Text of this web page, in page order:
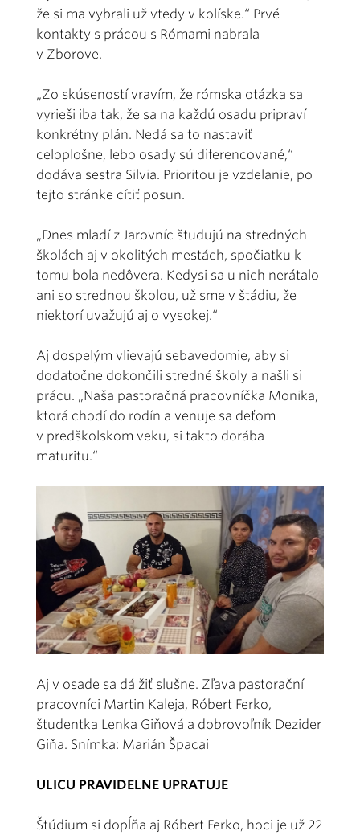
že si ma vybrali už vtedy v kolíske.“ Prvé
kontakty s prácou s Rómami nabrala
v Zborove.
„Zo skúseností vravím, že rómska otázka sa
vyrieši iba tak, že sa na každú osadu pripraví
konkrétny plán. Nedá sa to nastaviť
celoplošne, lebo osady sú diferencované,“
dodáva sestra Silvia. Prioritou je vzdelanie, po
tejto stránke cítiť posun.
„Dnes mladí z Jarovníc študujú na stredných
školách aj v okolitých mestách, spočiatku k
tomu bola nedôvera. Kedysi sa u nich nerátalo
ani so strednou školou, už sme v štádiu, že
niektorí uvažujú aj o vysokej.“
Aj dospelým vlievajú sebavedomie, aby si
dodatočne dokončili stredné školy a našli si
prácu. „Naša pastoračná pracovníčka Monika,
ktorá chodí do rodín a venuje sa deťom
v predškolskom veku, si takto dorába
maturitu.“
Aj v osade sa dá žiť slušne. Zľava pastorační
pracovníci Martin Kaleja, Róbert Ferko,
študentka Lenka Giňová a dobrovoľník Dezider
Giňa. Snímka: Marián Špacai
ULICU PRAVIDELNE UPRATUJE
Štúdium si dopĺňa aj Róbert Ferko, hoci je už 22